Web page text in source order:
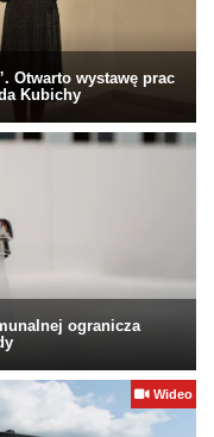
Otwarto wystawę prac
Kubichy
ogranicza
Wideo